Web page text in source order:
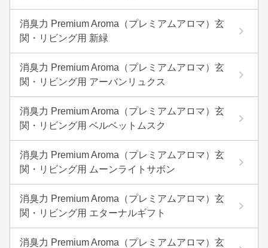
消臭力 Premium Aroma（プレミアムアロマ）玄
関・リビング用 新緑
消臭力 Premium Aroma（プレミアムアロマ）玄
関・リビング用 アーバンリュクス
消臭力 Premium Aroma（プレミアムアロマ）玄
関・リビング用 ベルベットムスク
消臭力 Premium Aroma（プレミアムアロマ）玄
関・リビング用 ムーンライトサボン
消臭力 Premium Aroma（プレミアムアロマ）玄
関・リビング用 エターナルギフト
消臭力 Premium Aroma（プレミアムアロマ）玄